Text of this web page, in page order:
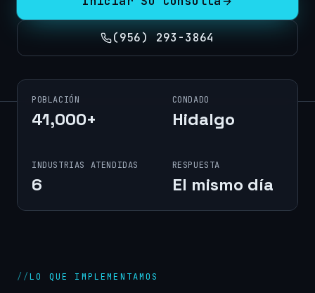
(956) 293-3864
POBLACIÓN
41,000+
CONDADO
Hidalgo
INDUSTRIAS ATENDIDAS
6
RESPUESTA
El mismo día
//LO QUE IMPLEMENTAMOS